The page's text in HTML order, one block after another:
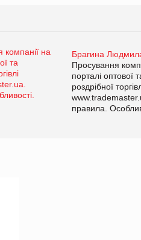
Брагина
Просування
порталі оптової
роздрібної
правила.